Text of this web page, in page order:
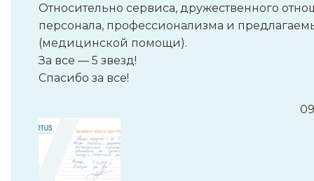
Относительно сервиса, дружественного
персонала, профессионализма и
(медицинской помощи).
За все — 5 звезд!
Спасибо за все!